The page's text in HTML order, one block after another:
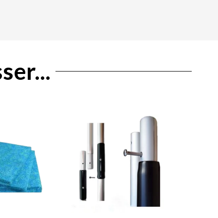
€.
actuel
est :
35,00 €.